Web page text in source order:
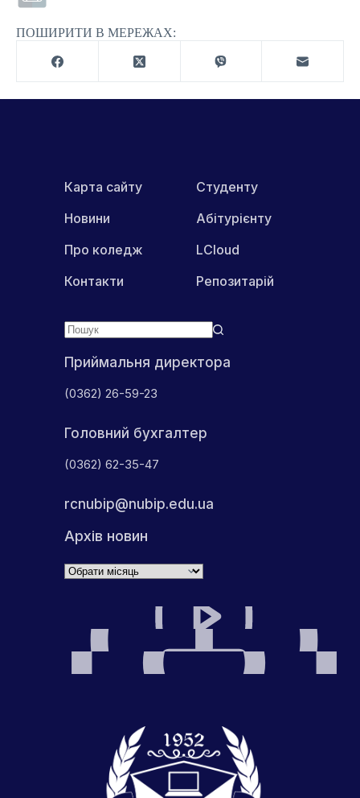
ПОШИРИТИ В МЕРЕЖАХ:
Приймальня директора
(0362) 26-59-23
Головний бухгалтер
(0362) 62-35-47
rcnubip@nubip.edu.ua
Архів новин
Архіви
Карта сайту
Новини
Про коледж
Контакти
Студенту
Абітурієнту
LCloud
Репозитарій